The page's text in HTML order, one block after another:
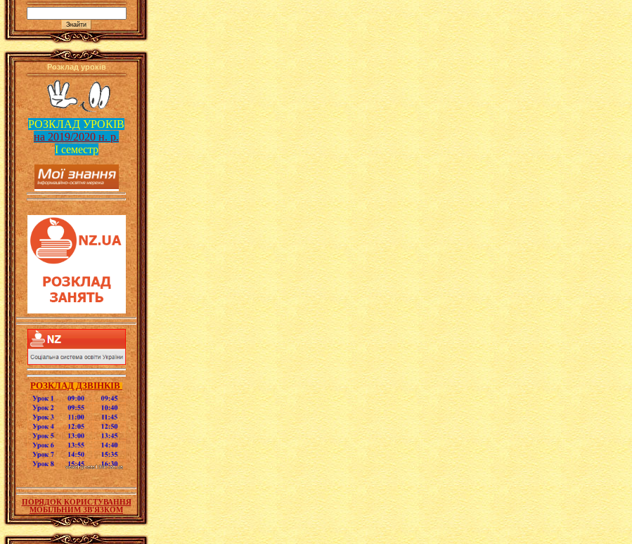
Розклад уроків
РОЗКЛАД УРОКІВ
на 2019/2020 н. р.
І семестр
РОЗКЛАД ДЗВІНКІВ
ПОРЯДОК КОРИСТУВАННЯ
МОБІЛЬНИМ ЗВ'ЯЗКОМ